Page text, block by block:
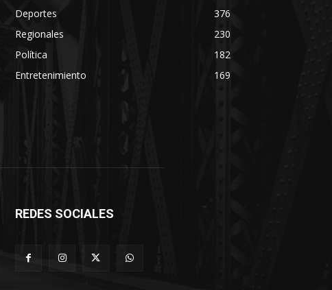
Deportes
376
Regionales
230
Política
182
Entretenimiento
169
REDES SOCIALES